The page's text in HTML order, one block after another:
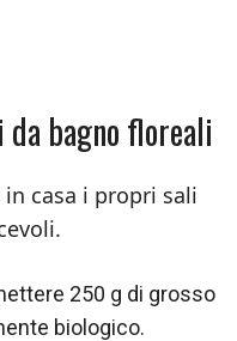
bagno floreali
casa i propri sali
250 g di grosso
biologico.